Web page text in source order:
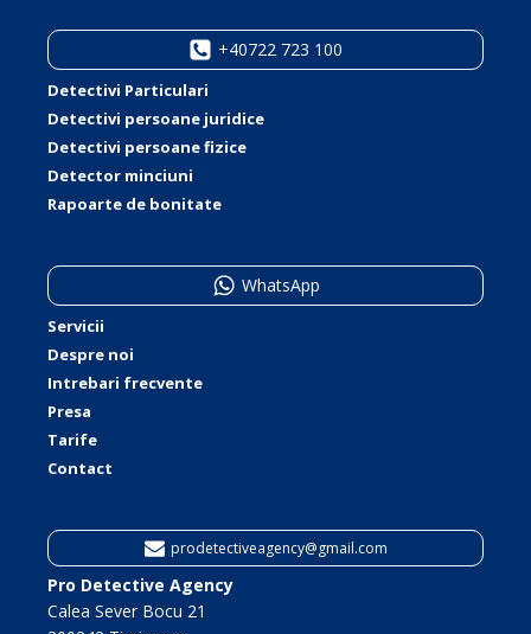
+40722 723 100
Detectivi Particulari
Detectivi persoane juridice
Detectivi persoane fizice
Detector minciuni
Rapoarte de bonitate
WhatsApp
Servicii
Despre noi
Intrebari frecvente
Presa
Tarife
Contact
prodetectiveagency@gmail.com
Pro Detective Agency
Calea Sever Bocu 21